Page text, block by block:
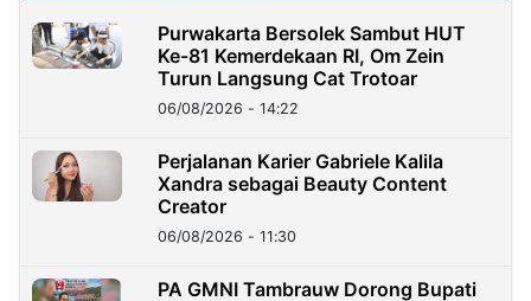
Purwakarta Bersolek Sambut HUT
Ke-81 Kemerdekaan RI, Om Zein
Turun Langsung Cat Trotoar
06/08/2026 - 14:22
Perjalanan Karier Gabriele Kalila
Xandra sebagai Beauty Content
Creator
06/08/2026 - 11:30
PA GMNI Tambrauw Dorong Bupati